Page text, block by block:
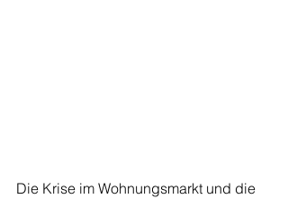
Die Krise im Wohnungsmarkt und die